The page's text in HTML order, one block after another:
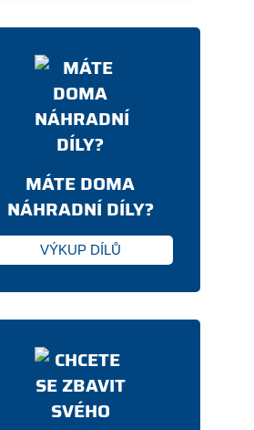
MÁTE DOMA
NÁHRADNÍ DÍLY?
VÝKUP DÍLŮ